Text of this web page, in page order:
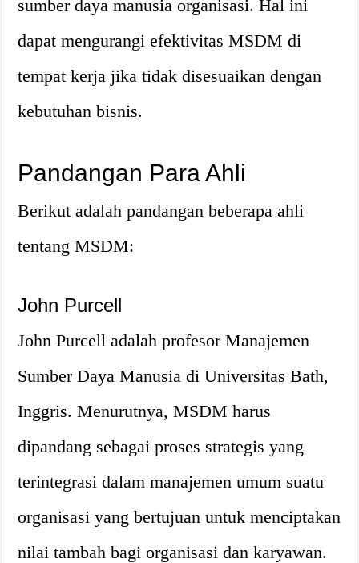
sumber daya manusia organisasi. Hal ini
dapat mengurangi efektivitas MSDM di
tempat kerja jika tidak disesuaikan dengan
kebutuhan bisnis.
Pandangan Para Ahli
Berikut adalah pandangan beberapa ahli
tentang MSDM:
John Purcell
John Purcell adalah profesor Manajemen
Sumber Daya Manusia di Universitas Bath,
Inggris. Menurutnya, MSDM harus
dipandang sebagai proses strategis yang
terintegrasi dalam manajemen umum suatu
organisasi yang bertujuan untuk menciptakan
nilai tambah bagi organisasi dan karyawan.